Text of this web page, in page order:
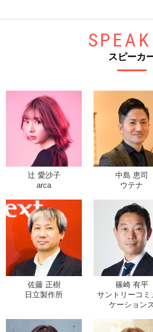
スピーカ
辻 愛沙子
arca
中島 恵司
ウテナ
佐藤 正樹
日立製作所
篠崎 有平
サントリーコミ
ケーション